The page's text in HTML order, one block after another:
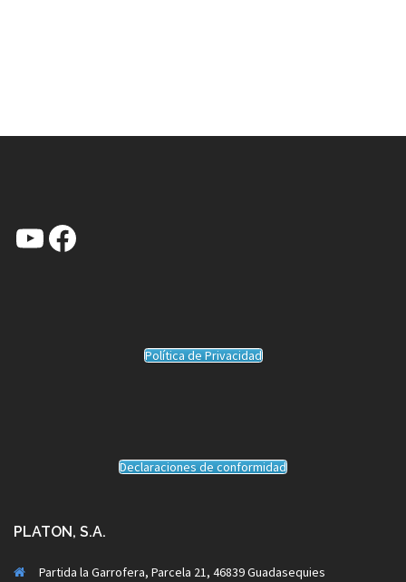
YouTube
Facebook
Política de Privacidad
Declaraciones de conformidad
PLATON, S.A.
Partida la Garrofera, Parcela 21, 46839 Guadasequies